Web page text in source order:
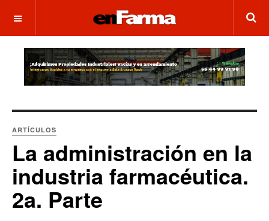
OFF CANVAS
ARTÍCULOS
La administración en la
industria farmacéutica.
2a. Parte